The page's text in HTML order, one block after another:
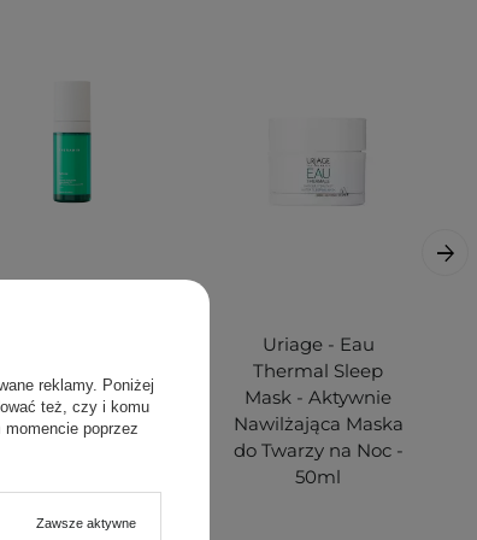
Zaawansowane
Serum Przeciw
Uriage - Eau
Thermal Sleep
Mask - Aktywnie
Nawilżająca Maska
do Twarzy na Noc -
50ml
reklamy. Poniżej
też, czy i komu
poprzez
Zawsze aktywne